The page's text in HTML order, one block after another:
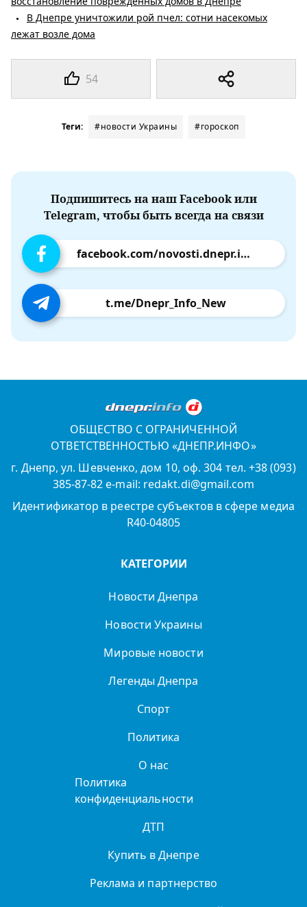
54
В Днепре уничтожили рой пчел: сотни насекомых
лежат возле дома
Теги: #новости Украины #гороскоп
Подпишитесь на наш Facebook или
Telegram, чтобы быть всегда на связи
facebook.com/novosti.dnepr.info
t.me/Dnepr_Info_New
ОБЩЕСТВО С ОГРАНИЧЕННОЙ
ОТВЕТСТВЕННОСТЬЮ «ДНЕПР.ИНФО»
г. Днепр, ул. Шевченко, дом 10, оф. 304 тел. +38 (093)
385-87-82 e-mail: redakt.di@gmail.com
Идентификатор в реестре субъектов в сфере медиа
R40-04805
КАТЕГОРИИ
Новости Днепра
Новости Украины
Мировые новости
Легенды Днепра
Спорт
Политика
О нас
Политика
конфиденциальности
ДТП
Купить в Днепре
Реклама и партнерство